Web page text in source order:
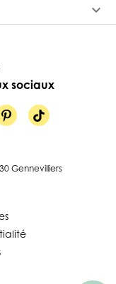
keyboard_arrow_down
sociaux
Gennevilliers